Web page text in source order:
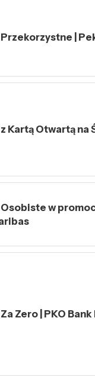
|
Kartą Otwartą na
w
Zero | PKO